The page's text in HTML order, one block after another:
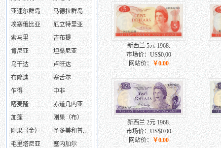
亚速尔群岛
马德拉群岛
埃塞俄比亚
厄立特里亚
索马里
吉布提
肯尼亚
坦桑尼亚
乌干达
卢旺达
布隆迪
塞舌尔
乍得
中非
喀麦隆
赤道几内亚
加蓬
刚果（布）
刚果（金）
圣多美和普..
毛里塔尼亚
塞内加尔
新西兰 5元 1968.
市场价：US$0.00
网站价： ￥0.00
新西兰 2元 1968.
市场价：US$0.00
网站价： ￥0.00